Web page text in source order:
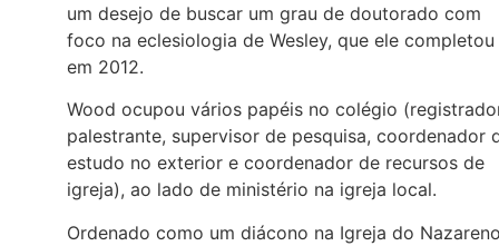
um desejo de buscar um grau de doutorado com
foco na eclesiologia de Wesley, que ele completou
em 2012.
Wood ocupou vários papéis no colégio
palestrante, supervisor de pesquisa, coordenador
estudo no exterior e coordenador de recursos de
igreja), ao lado de ministério na igreja local.
Ordenado como um diácono na Igreja do